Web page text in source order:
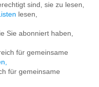
sind, sie zu lesen,
lesen,
Sie abonniert haben,
für gemeinsame
für gemeinsame